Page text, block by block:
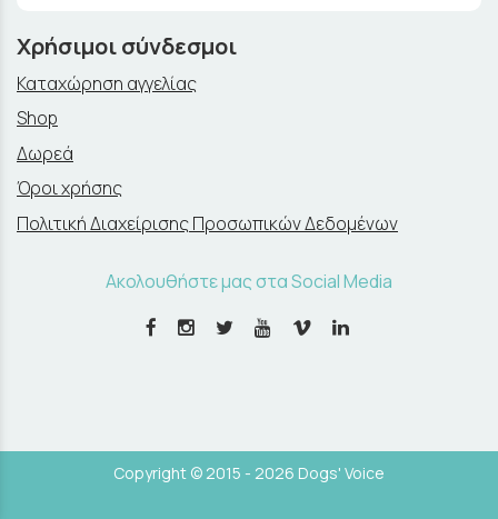
Χρήσιμοι σύνδεσμοι
Καταχώρηση αγγελίας
Shop
Δωρεά
Όροι χρήσης
Πολιτική Διαχείρισης Προσωπικών Δεδομένων
Ακολουθήστε μας στα Social Media
Copyright © 2015 - 2026 Dogs' Voice